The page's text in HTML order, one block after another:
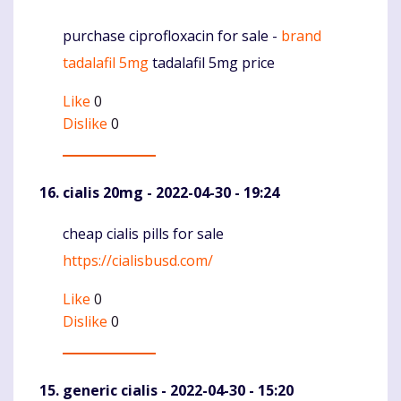
Komentaras
purchase ciprofloxacin for sale - brand
tadalafil 5mgtadalafil 5mg price
Like 0
Dislike 0
cialis 20mg - 2022-04-30 - 19:24
Komentaras
cheap cialis pills for sale
https://cialisbusd.com/
Like 0
Dislike 0
generic cialis - 2022-04-30 - 15:20